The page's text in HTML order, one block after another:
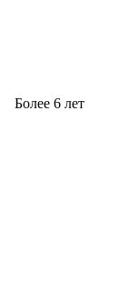
Более 6 лет